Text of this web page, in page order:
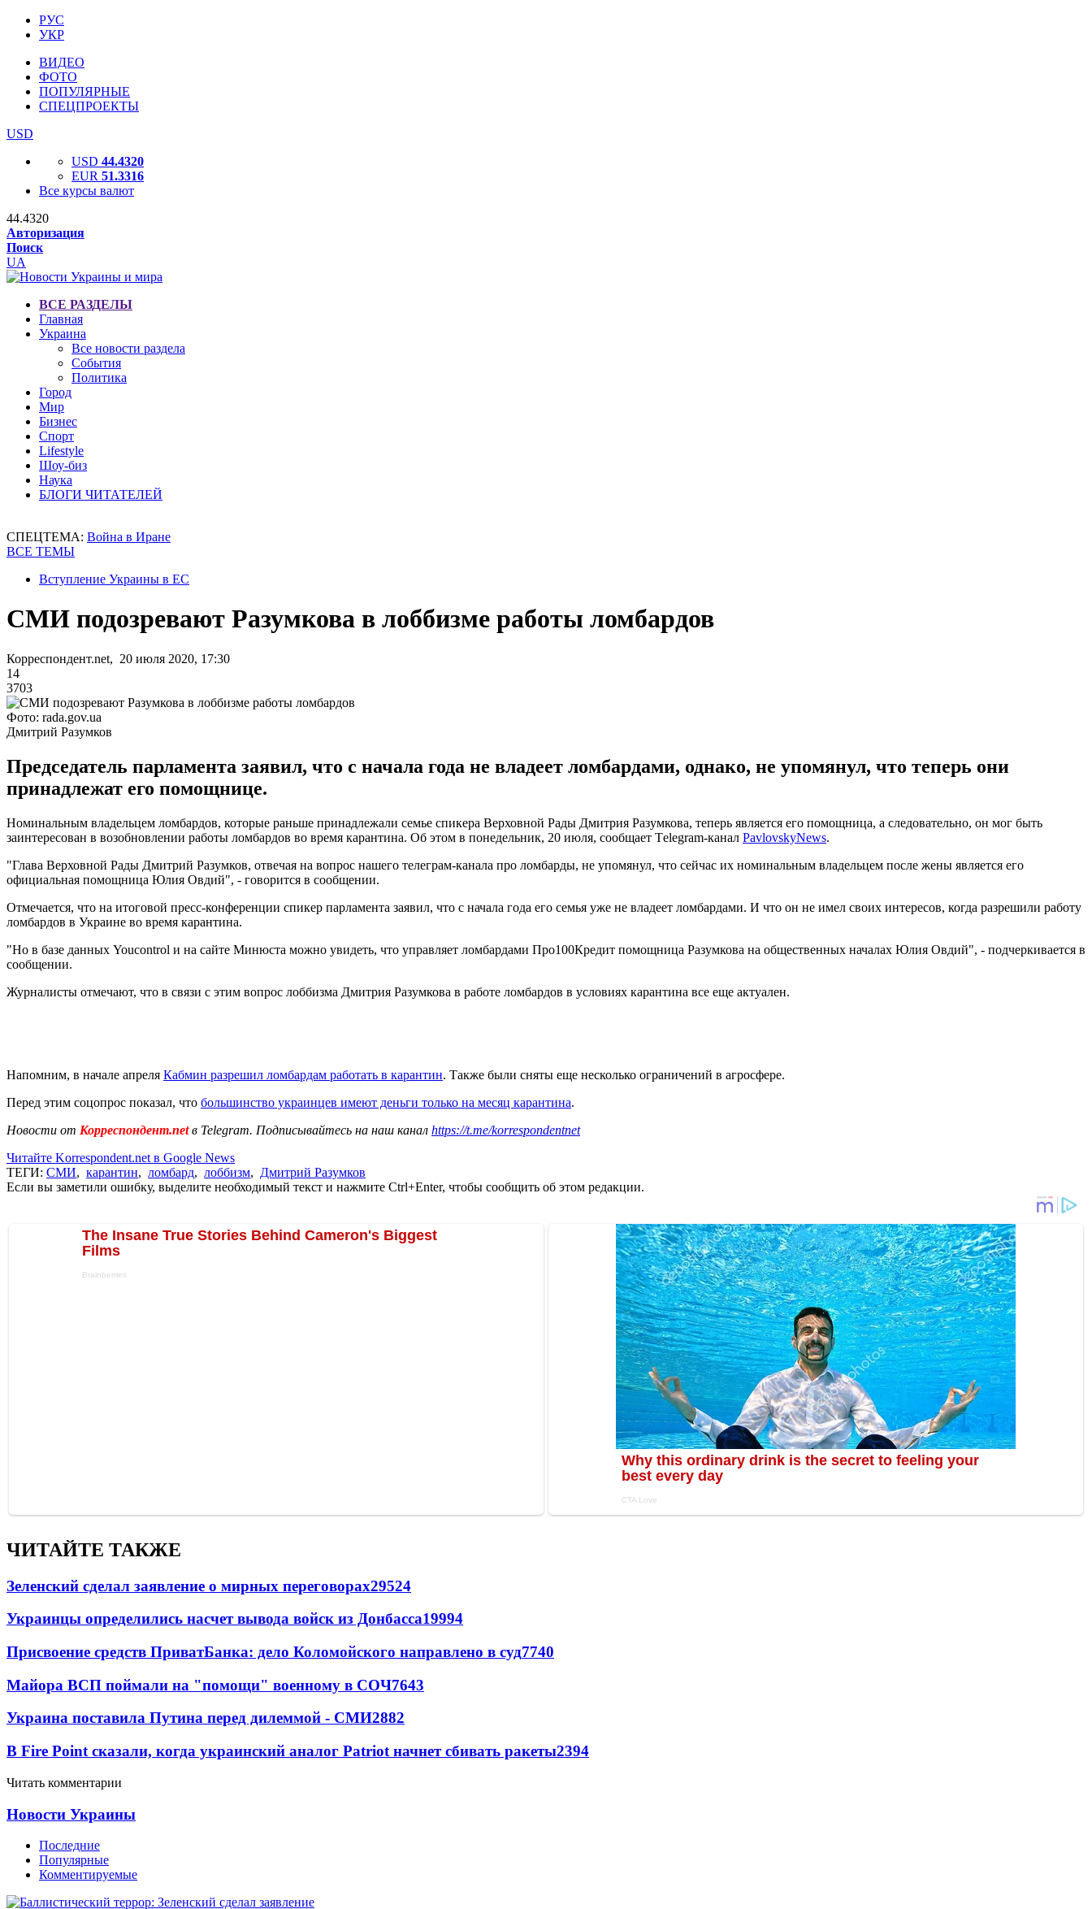
РУС
УКР
ВИДЕО
ФОТО
ПОПУЛЯРНЫЕ
СПЕЦПРОЕКТЫ
USD
USD 44.4320
EUR 51.3316
Все курсы валют
44.4320
Авторизация
Поиск
UA
ВСЕ РАЗДЕЛЫ
Главная
Украина
Все новости раздела
События
Политика
Город
Мир
Бизнес
Спорт
Lifestyle
Шоу-биз
Наука
БЛОГИ ЧИТАТЕЛЕЙ
СПЕЦТЕМА: Война в Иране
ВСЕ ТЕМЫ
Вступление Украины в ЕС
СМИ подозревают Разумкова в лоббизме работы ломбардов
Корреспондент.net, 20 июля 2020, 17:30
14
3703
Фото: rada.gov.ua
Дмитрий Разумков
Председатель парламента заявил, что с начала года не владеет ломбардами, однако, не упомянул, что теперь они
принадлежат его помощнице.
Номинальным владельцем ломбардов, которые раньше принадлежали семье спикера Верховной Рады Дмитрия Разумкова, теперь является его помощница, а следовательно, он мог быть
заинтересован в возобновлении работы ломбардов во время карантина. Об этом в понедельник, 20 июля, сообщает Тelegram-канал PavlovskyNews.
"Глава Верховной Рады Дмитрий Разумков, отвечая на вопрос нашего телеграм-канала про ломбарды, не упомянул, что сейчас их номинальным владельцем после жены является его
официальная помощница Юлия Овдий", - говорится в сообщении.
Отмечается, что на итоговой пресс-конференции спикер парламента заявил, что с начала года его семья уже не владеет ломбардами. И что он не имел своих интересов, когда разрешили работу
ломбардов в Украине во время карантина.
"Но в базе данных Youcontrol и на сайте Минюста можно увидеть, что управляет ломбардами Про100Кредит помощница Разумкова на общественных началах Юлия Овдий", - подчеркивается в
сообщении.
Журналисты отмечают, что в связи с этим вопрос лоббизма Дмитрия Разумкова в работе ломбардов в условиях карантина все еще актуален.
Напомним, в начале апреля Кабмин разрешил ломбардам работать в карантин. Также были сняты еще несколько ограничений в агросфере.
Перед этим соцопрос показал, что большинство украинцев имеют деньги только на месяц карантина.
Новости от Корреспондент.netв Telegram. Подписывайтесь на наш канал https://t.me/korrespondentnet
Читайте Korrespondent.net в Google News
ТЕГИ: СМИ, карантин, ломбард, лоббизм, Дмитрий Разумков
Если вы заметили ошибку, выделите необходимый текст и нажмите Ctrl+Enter, чтобы сообщить об этом редакции.
ЧИТАЙТЕ ТАКЖЕ
Зеленский сделал заявление о мирных переговорах29524
Украинцы определились насчет вывода войск из Донбасса19994
Присвоение средств ПриватБанка: дело Коломойского направлено в суд7740
Майора ВСП поймали на "помощи" военному в СОЧ7643
Украина поставила Путина перед дилеммой - СМИ2882
В Fire Point сказали, когда украинский аналог Patriot начнет сбивать ракеты2394
Читать комментарии
Новости Украины
Последние
Популярные
Комментируемые